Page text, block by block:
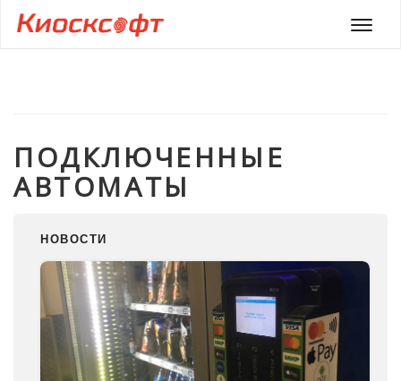
Меню
ПОДКЛЮЧЕННЫЕ
АВТОМАТЫ
НОВОСТИ